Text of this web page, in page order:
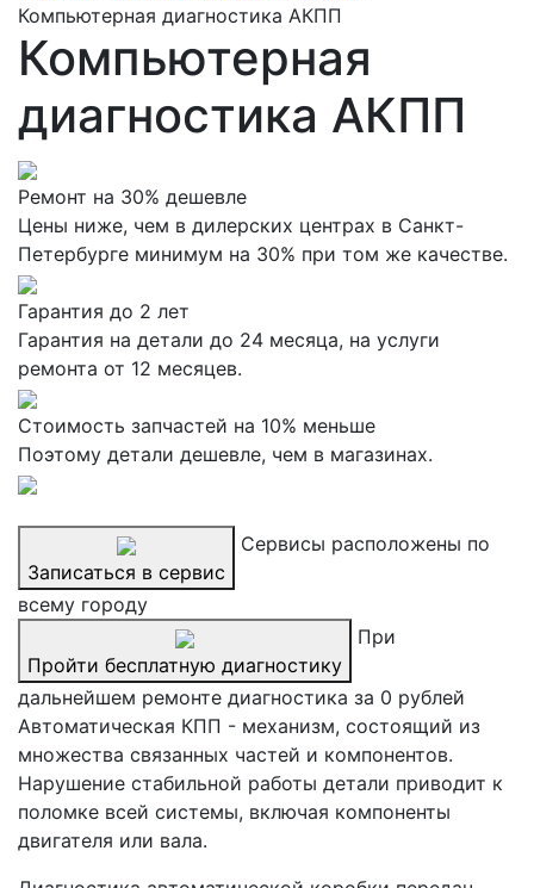
Компьютерная диагностика АКПП
Компьютерная
диагностика АКПП
Ремонт на 30% дешевле
Цены ниже, чем в дилерских центрах в Санкт-
Петербурге минимум на 30% при том же качестве.
Гарантия до 2 лет
Гарантия на детали до 24 месяца, на услуги
ремонта от 12 месяцев.
Стоимость запчастей на 10% меньше
Поэтому детали дешевле, чем в магазинах.
Записаться в сервис
Сервисы расположены по
всему городу
Пройти бесплатную диагностику
При
дальнейшем ремонте диагностика за 0 рублей
Автоматическая КПП - механизм, состоящий из
множества связанных частей и компонентов.
Нарушение стабильной работы детали приводит к
поломке всей системы, включая компоненты
двигателя или вала.